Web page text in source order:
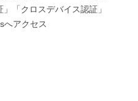
「クロスデバイス認証」
へアクセス